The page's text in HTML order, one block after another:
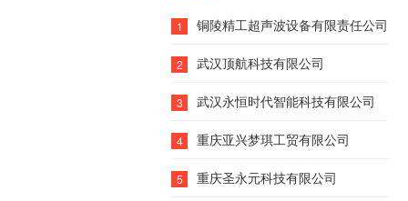
1 铜陵精工超声波设备有限责任公司
2 武汉顶航科技有限公司
3 武汉永恒时代智能科技有限公司
4 重庆亚兴梦琪工贸有限公司
5 重庆圣永元科技有限公司